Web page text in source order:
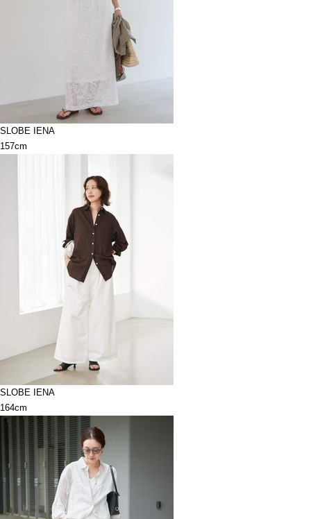
SLOBE IENA
157cm
SLOBE IENA
164cm